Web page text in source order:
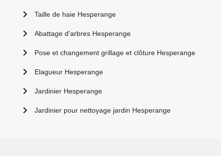
Taille de haie Hesperange
Abattage d'arbres Hesperange
Pose et changement grillage et clôture Hesperange
Elagueur Hesperange
Jardinier Hesperange
Jardinier pour nettoyage jardin Hesperange